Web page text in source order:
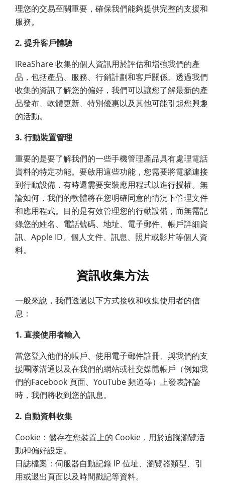
理您的交易至關重要，確保我們能夠提供完整的支援和
服務。
2. 提升客戶體驗
iReaShare 收集的個人資訊用於評估和增強我們的產
品，包括產品、服務、行銷計劃和客戶關係。透過我們
收集的資訊了解您的偏好，我們可以讓您了解最新的產
品發布、軟體更新、特別優惠以及其他可能引起您興趣
的活動。
3. 行動裝置管理
重要的是要了解我們的一些手機管理產品具有處理電話
資料的特定功能。要啟用這些功能，您需要將電腦連接
到行動設備，有時還需要安裝應用程式以進行授權。無
論如何，我們的軟體將在您明確同意的情況下管理文件
和應用程式。目的是有效管理您的行動設備，而無需記
錄您的姓名、電話號碼、地址、電子郵件、帳戶詳細資
訊、Apple ID、個人文件、訊息、照片或影片等個人資
料。
資訊收集方法
一般來說，我們透過以下方式接收和收集使用者的信
息：
1. 直接使用者輸入
當您登入他們的帳戶、使用電子郵件註冊、與我們的支
援團隊溝通以及在我們的網站或社交媒體帳戶（例如我
們的Facebook 頁面、YouTube 頻道等）上發表評論
時，我們將收到您的訊息。
2. 自動資料收集
Cookie：儲存在您裝置上的 Cookie，用於追蹤瀏覽活
動和偏好設定。
日誌檔案：伺服器自動記錄 IP 位址、瀏覽器類型、引
用或退出頁面以及時間戳記等資料。